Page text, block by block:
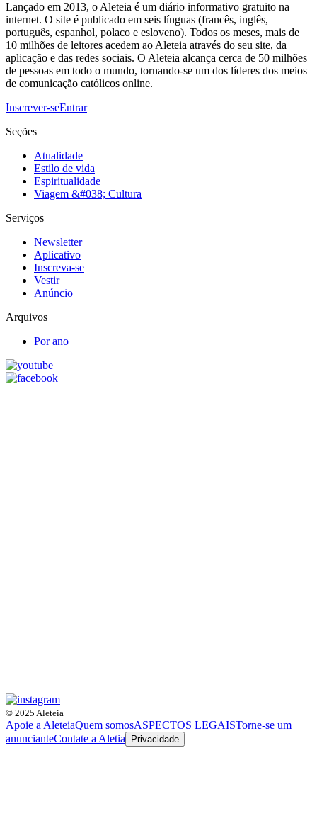
Lançado em 2013, o Aleteia é um diário informativo gratuito na
internet. O site é publicado em seis línguas (francês, inglês,
português, espanhol, polaco e esloveno). Todos os meses, mais de
10 milhões de leitores acedem ao Aleteia através do seu site, da
aplicação e das redes sociais. O Aleteia alcança cerca de 50 milhões
de pessoas em todo o mundo, tornando-se um dos líderes dos meios
de comunicação católicos online.
Inscrever-seEntrar
Seções
Atualidade
Estilo de vida
Espiritualidade
Viagem &#038; Cultura
Serviços
Newsletter
Aplicativo
Inscreva-se
Vestir
Anúncio
Arquivos
Por ano
© 2025 Aleteia
Apoie a AleteiaQuem somosASPECTOS LEGAISTorne-se um
anuncianteContate a Aletia Privacidade